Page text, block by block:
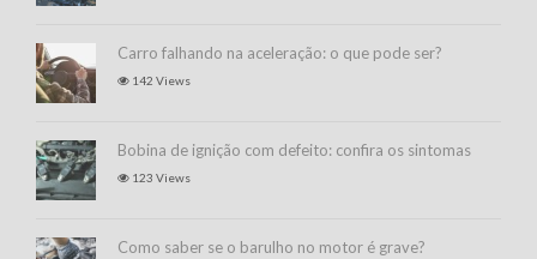
Carro falhando na aceleração: o que pode ser?
142 Views
Bobina de ignição com defeito: confira os sintomas
123 Views
Como saber se o barulho no motor é grave?